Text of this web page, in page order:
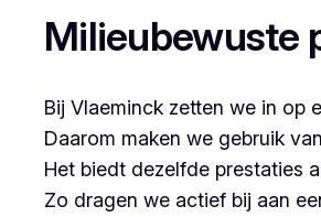
Milieubewuste
Bij Vlaeminck zetten we in op
Daarom maken we gebruik
Het biedt dezelfde prestaties
Zo dragen we actief bij aan